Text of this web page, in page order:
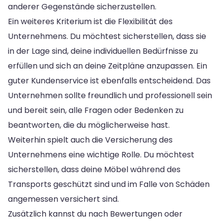
anderer Gegenstände sicherzustellen.
Ein weiteres Kriterium ist die Flexibilität des
Unternehmens. Du möchtest sicherstellen, dass sie
in der Lage sind, deine individuellen Bedürfnisse zu
erfüllen und sich an deine Zeitpläne anzupassen. Ein
guter Kundenservice ist ebenfalls entscheidend. Das
Unternehmen sollte freundlich und professionell sein
und bereit sein, alle Fragen oder Bedenken zu
beantworten, die du möglicherweise hast.
Weiterhin spielt auch die Versicherung des
Unternehmens eine wichtige Rolle. Du möchtest
sicherstellen, dass deine Möbel während des
Transports geschützt sind und im Falle von Schäden
angemessen versichert sind.
Zusätzlich kannst du nach Bewertungen oder